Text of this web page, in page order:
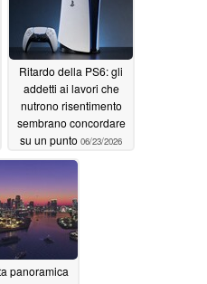
06/29/2026
Ritardo della PS6: gli
addetti ai lavori che
nutrono risentimento
sembrano concordare
su un punto 06/23/2026
panoramica